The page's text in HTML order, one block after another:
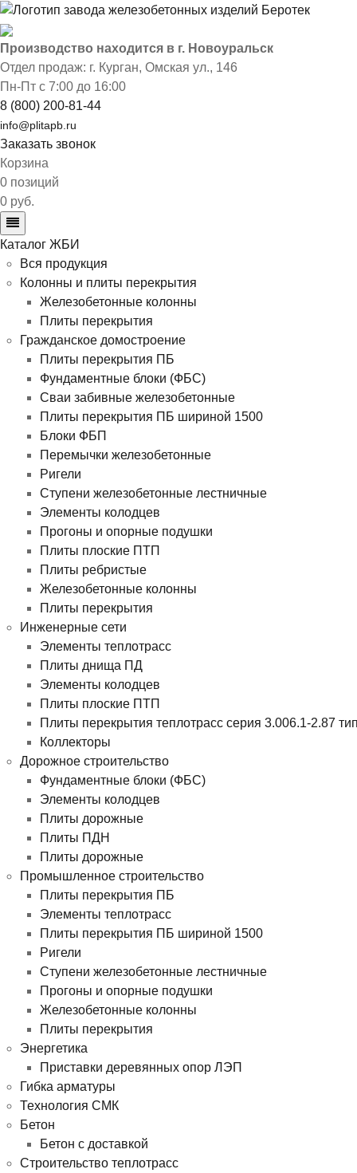
Производство находится в г. Новоуральск
Отдел продаж: г. Курган, Омская ул., 146
Пн-Пт с 7:00 до 16:00
8 (800) 200-81-44
info@plitapb.ru
Заказать звонок
Корзина
0 позиций
0 руб.
Каталог ЖБИ
Вся продукция
Колонны и плиты перекрытия
Железобетонные колонны
Плиты перекрытия
Гражданское домостроение
Плиты перекрытия ПБ
Фундаментные блоки (ФБС)
Сваи забивные железобетонные
Плиты перекрытия ПБ шириной 1500
Блоки ФБП
Перемычки железобетонные
Ригели
Ступени железобетонные лестничные
Элементы колодцев
Прогоны и опорные подушки
Плиты плоские ПТП
Плиты ребристые
Железобетонные колонны
Плиты перекрытия
Инженерные сети
Элементы теплотрасс
Плиты днища ПД
Элементы колодцев
Плиты плоские ПТП
Плиты перекрытия теплотрасс серия 3.006.1-2.87
Коллекторы
Дорожное строительство
Фундаментные блоки (ФБС)
Элементы колодцев
Плиты дорожные
Плиты ПДН
Плиты дорожные
Промышленное строительство
Плиты перекрытия ПБ
Элементы теплотрасс
Плиты перекрытия ПБ шириной 1500
Ригели
Ступени железобетонные лестничные
Прогоны и опорные подушки
Железобетонные колонны
Плиты перекрытия
Энергетика
Приставки деревянных опор ЛЭП
Гибка арматуры
Технология СМК
Бетон
Бетон с доставкой
Строительство теплотрасс